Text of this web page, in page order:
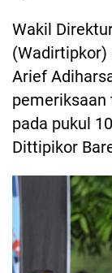
Wakil
(Wadirtipkor)
Arief
pemeriksaan
pada pukul
Dittipikor